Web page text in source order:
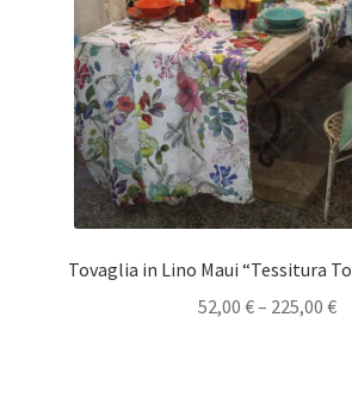
Tovaglia in Lino Maui “Tessitura
52,00 €– 225,00 €